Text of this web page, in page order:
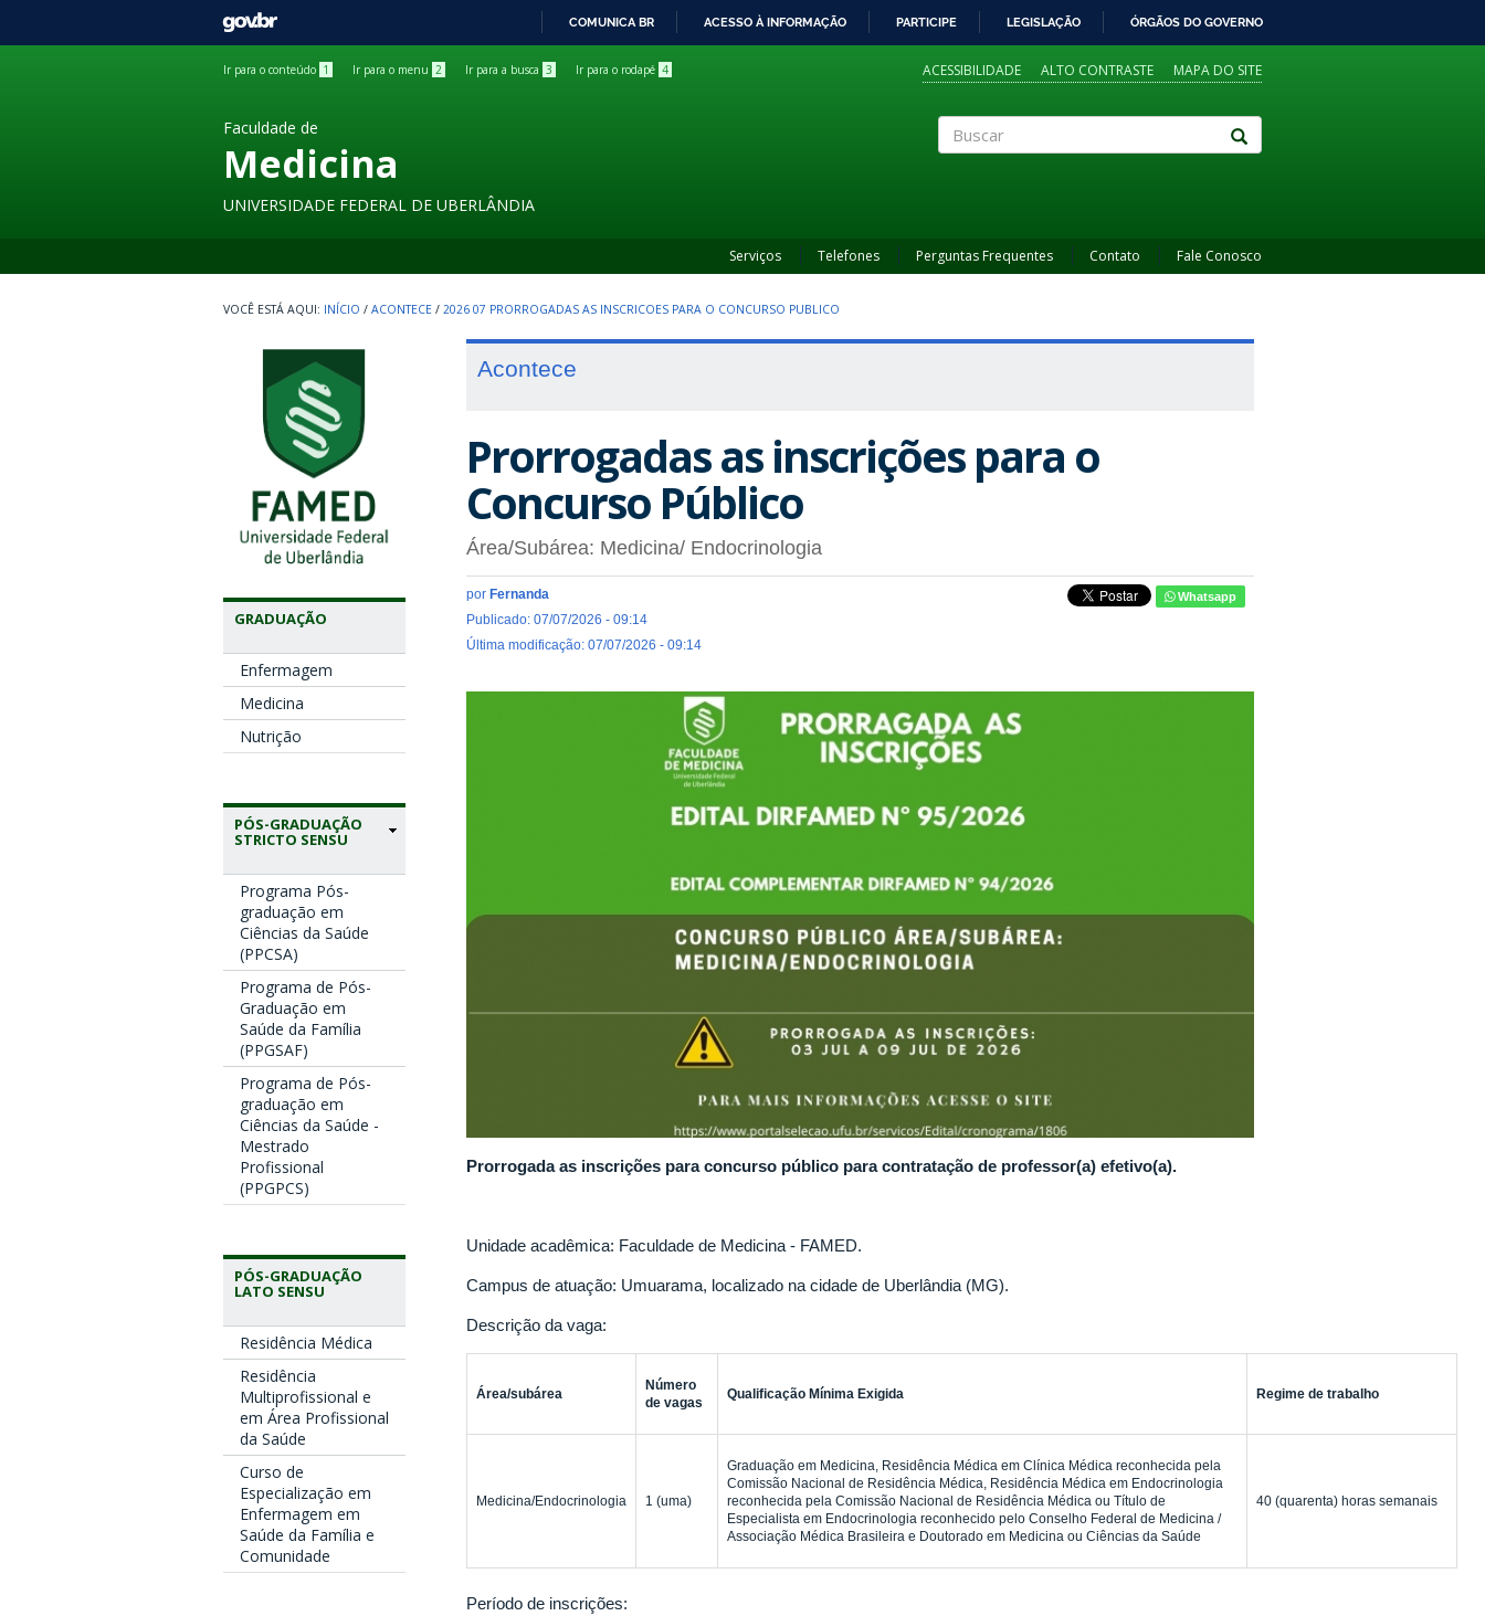
GOVBR
COMUNICA BR ACESSO À INFORMAÇÃO PARTICIPE LEGISLAÇÃO ÓRGÃOS DO GOVERNO
Ir para o conteúdo 1 Ir para o menu 2 Ir para a busca 3 Ir para o rodapé 4 ACESSIBILIDADE ALTO CONTRASTE MAPA DO SITE
Faculdade de
Medicina
UNIVERSIDADE FEDERAL DE UBERLÂNDIA
Serviços Telefones Perguntas Frequentes Contato Fale Conosco
INÍCIO / ACONTECE / 2026 07 PRORROGADAS AS INSCRICOES PARA O CONCURSO PUBLICO
GRADUAÇÃO
Enfermagem
Medicina
Nutrição
PÓS-GRADUAÇÃO
STRICTO SENSU
Programa Pós-
graduação em
Ciências da Saúde
(PPCSA)
Programa de Pós-
Graduação em
Saúde da Família
(PPGSAF)
Programa de Pós-
graduação em
Ciências da Saúde -
Mestrado
Profissional
(PPGPCS)
PÓS-GRADUAÇÃO
LATO SENSU
Residência Médica
Residência
Multiprofissional e
em Área Profissional
da Saúde
Curso de
Especialização em
Enfermagem em
Saúde da Família e
Comunidade
Acontece
Prorrogadas as inscrições para o
Concurso Público
Área/Subárea: Medicina/ Endocrinologia
por Fernanda
Publicado: 07/07/2026 - 09:14
Última modificação: 07/07/2026 - 09:14
Whatsapp
Prorrogada as inscrições para concurso público para contratação de professor(a) efetivo(a).
Unidade acadêmica: Faculdade de Medicina - FAMED.
Campus de atuação: Umuarama, localizado na cidade de Uberlândia (MG).
Descrição da vaga:
Área/subárea
Número
de vagas
Qualificação Mínima Exigida Regime de trabalho
Medicina/Endocrinologia 1 (uma)
Graduação em Medicina, Residência Médica em Clínica Médica reconhecida pela
Comissão Nacional de Residência Médica, Residência Médica em Endocrinologia
reconhecida pela Comissão Nacional de Residência Médica ou Título de
Especialista em Endocrinologia reconhecido pelo Conselho Federal de Medicina /
Associação Médica Brasileira e Doutorado em Medicina ou Ciências da Saúde
40 (quarenta) horas semanais
Período de inscrições: